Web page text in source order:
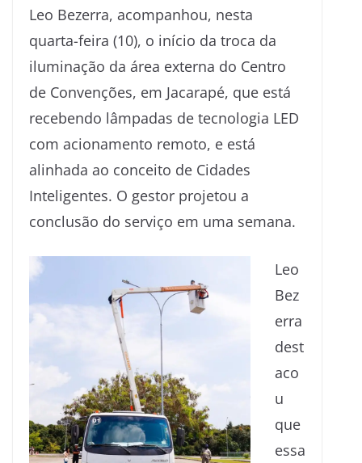
Leo Bezerra, acompanhou, nesta
quarta-feira (10), o início da troca da
iluminação da área externa do Centro
de Convenções, em Jacarapé, que está
recebendo lâmpadas de tecnologia LED
com acionamento remoto, e está
alinhada ao conceito de Cidades
Inteligentes. O gestor projetou a
conclusão do serviço em uma semana.
Leo
Bez
erra
dest
aco
u
que
essa